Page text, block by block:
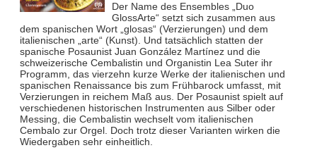
Der Name des Ensembles „Duo
GlossArte“ setzt sich zusammen aus
dem spanischen Wort „glosas“ (Verzierungen) und dem
italienischen „arte“ (Kunst). Und tatsächlich statten der
spanische Posaunist Juan González Martínez und die
schweizerische Cembalistin und Organistin Lea Suter ihr
Programm, das vierzehn kurze Werke der italienischen und
spanischen Renaissance bis zum Frühbarock umfasst, mit
Verzierungen in reichem Maß aus. Der Posaunist spielt auf
verschiedenen historischen Instrumenten aus Silber oder
Messing, die Cembalistin wechselt vom italienischen
Cembalo zur Orgel. Doch trotz dieser Varianten wirken die
Wiedergaben sehr einheitlich.